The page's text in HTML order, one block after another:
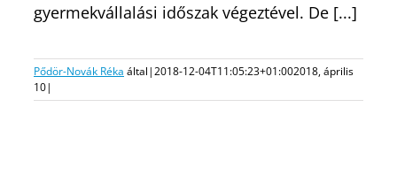
gyermekvállalási időszak végeztével. De [...]
Pődör-Novák Réka által|2018-12-04T11:05:23+01:002018, április
10|